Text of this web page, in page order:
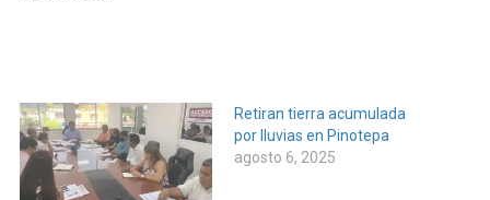
Retiran tierra acumulada
por lluvias en Pinotepa
agosto 6, 2025